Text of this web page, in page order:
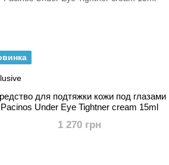
для подтяжки кожи под глазами
Pacinos Under Eye Tightner cream 15ml
1 270 грн